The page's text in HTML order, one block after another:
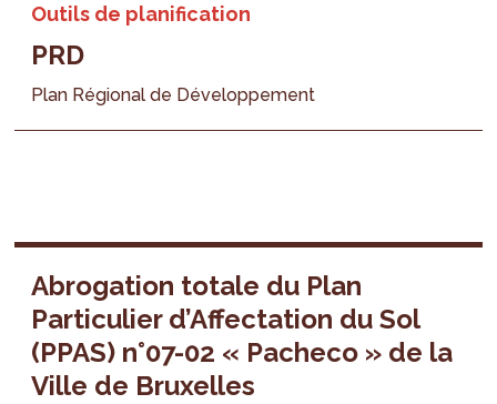
Outils de planification
PRD
Plan Régional de Développement
Abrogation totale du Plan
Particulier d’Affectation du Sol
(PPAS) n°07-02 « Pacheco » de la
Ville de Bruxelles